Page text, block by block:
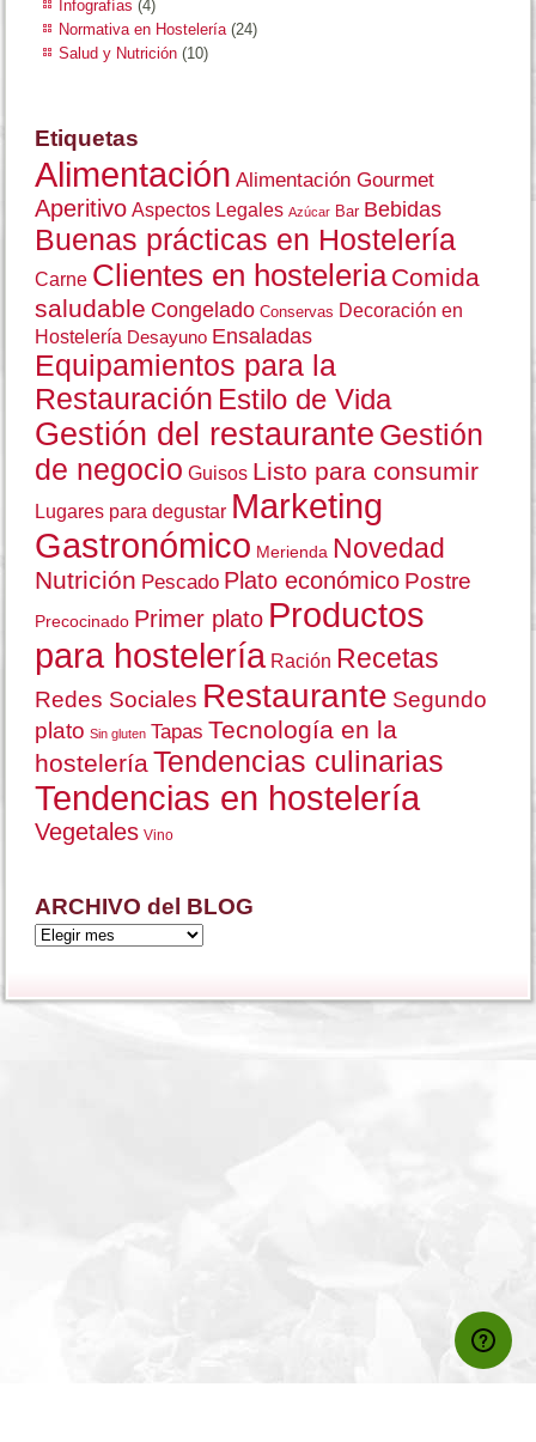
Infografías (4)
Normativa en Hostelería (24)
Salud y Nutrición (10)
Etiquetas
Alimentación Alimentación Gourmet
Aperitivo Aspectos Legales Azúcar Bar Bebidas
Buenas prácticas en Hostelería
Carne Clientes en hosteleriaComida
saludable Congelado Conservas Decoración en
Hostelería Desayuno Ensaladas
Equipamientos para la
Restauración Estilo de Vida
Gestión del restaurante Gestión
de negocio Guisos Listo para consumir
Lugares para degustar Marketing
Gastronómico Merienda Novedad
Nutrición Pescado Plato económico Postre
Precocinado Primer plato Productos
para hostelería Ración Recetas
Redes Sociales Restaurante Segundo
plato Sin gluten Tapas Tecnología en la
hostelería Tendencias culinarias
Tendencias en hostelería
Vegetales Vino
ARCHIVO del BLOG